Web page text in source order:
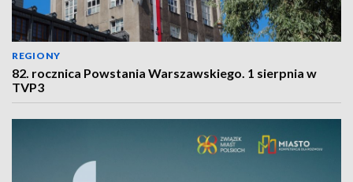
REGIONY
82. rocznica Powstania Warszawskiego. 1 sierpnia w
TVP3